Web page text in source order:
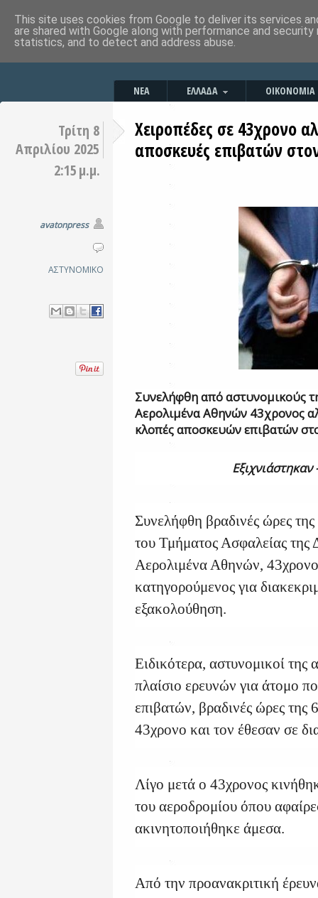
ΝΕΑ ΕΛΛΑΔΑ ΟΙΚΟΝΟΜΙΑ
Τρίτη 8
Απριλίου 2025
2:15 μ.μ.
avatonpress
ΑΣΤΥΝΟΜΙΚΟ
Χειροπέδες σε 43χρονο
αποσκευές επιβατών
Συνελήφθη από αστυνομικούς
Αερολιμένα Αθηνών 43χρονος
κλοπές αποσκευών επιβατών
Συνελήφθη βραδινές ώρες
του Τμήματος Ασφαλείας της
Αερολιμένα Αθηνών,
κατηγορούμενος για
εξακολούθηση.
Ειδικότερα, αστυνομικοί
πλαίσιο ερευνών για άτομο
επιβατών, βραδινές ώρες της
43χρονο και τον έθεσαν σε
Λίγο μετά ο 43χρονος
του αεροδρομίου όπου
ακινητοποιήθηκε άμεσα.
Από την προανακριτική
This site uses cookies from Google to deliver its services
are shared with Google along with performance and
statistics, and to detect and address abuse.